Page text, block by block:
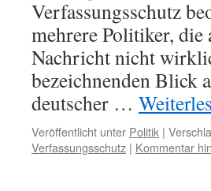
Verfassungsschutz
mehrere Politiker, die
Nachricht nicht
bezeichnenden Blick
deutscher …
Veröffentlicht unter Politik |
Verfassungsschutz | Kommentar